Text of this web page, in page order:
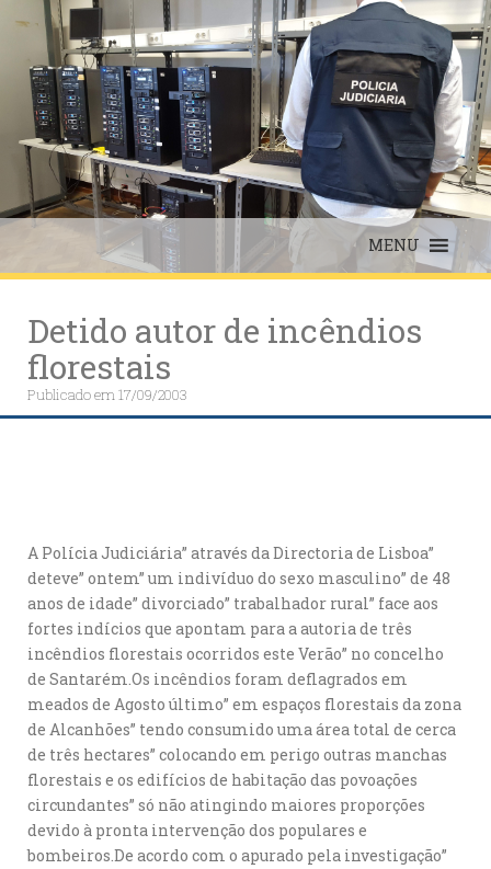
content
MENU
Detido autor de incêndios
florestais
Publicado em17/09/2003
A Polícia Judiciária” através da Directoria de Lisboa”
deteve” ontem” um indivíduo do sexo masculino” de 48
anos de idade” divorciado” trabalhador rural” face aos
fortes indícios que apontam para a autoria de três
incêndios florestais ocorridos este Verão” no concelho
de Santarém.Os incêndios foram deflagrados em
meados de Agosto último” em espaços florestais da zona
de Alcanhões” tendo consumido uma área total de cerca
de três hectares” colocando em perigo outras manchas
florestais e os edifícios de habitação das povoações
circundantes” só não atingindo maiores proporções
devido à pronta intervenção dos populares e
bombeiros.De acordo com o apurado pela investigação”